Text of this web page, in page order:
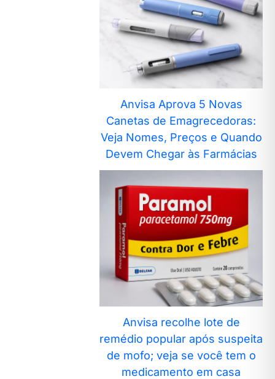
Anvisa Aprova 5 Novas
Canetas de Emagrecedoras:
Veja Nomes, Preços e Quando
Devem Chegar às Farmácias
Anvisa recolhe lote de
remédio popular após suspeita
de mofo; veja se você tem o
medicamento em casa